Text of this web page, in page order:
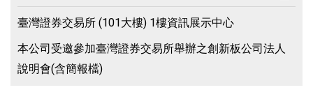
臺灣證券交易所 (101大樓) 1樓資訊展示中心
本公司受邀參加臺灣證券交易所舉辦之創新板公司法人
說明會(含簡報檔)